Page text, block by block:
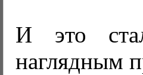
И это
наглядным